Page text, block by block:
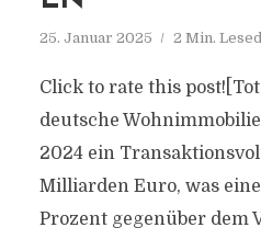
25. Januar 2025 2 Min.
Click to rate this
deutsche
2024 ein
Milliarden Euro, was
Prozent gegenüber dem